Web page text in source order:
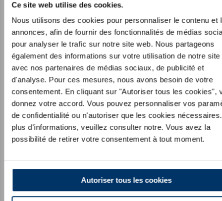
Ce site web utilise des cookies.
Nous utilisons des cookies pour personnaliser le contenu et
annonces, afin de fournir des fonctionnalités de médias
pour analyser le trafic sur notre site web. Nous partageons
également des informations sur votre utilisation de notre site
avec nos partenaires de médias sociaux, de publicité et
d'analyse. Pour ces mesures, nous avons besoin de votre
consentement. En cliquant sur "Autoriser tous les cookies",
donnez votre accord. Vous pouvez personnaliser vos
de confidentialité ou n'autoriser que les cookies
plus d'informations, veuillez consulter notre. Vous avez la
possibilité de retirer votre consentement à tout moment.
Autoriser tous les cookies
Tom